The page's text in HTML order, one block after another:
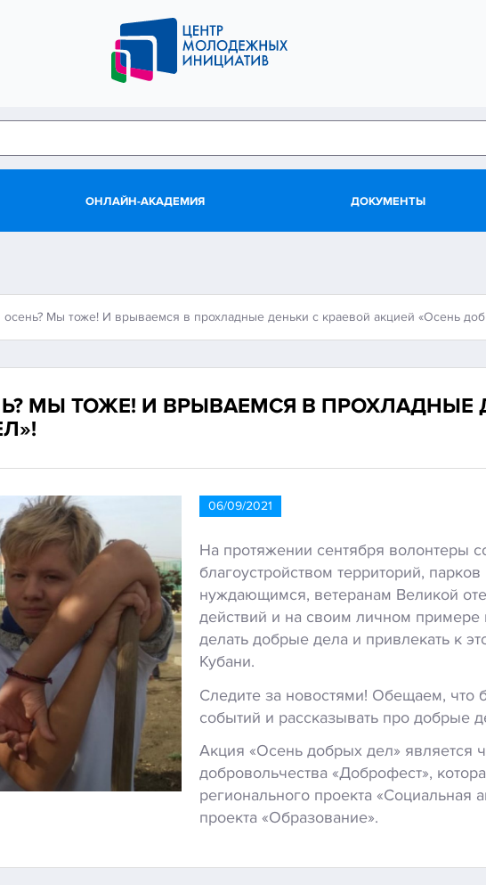
ОНЛАЙН-АКАДЕМИЯ ДОКУМЕНТЫ
Мы тоже! И врываемся в прохладные деньки с краевой акцией «Осень
МЫ ТОЖЕ! И ВРЫВАЕМСЯ В ПРОХЛАДНЫЕ
06/09/2021
На протяжении сентября волонтеры
благоустройством территорий,
нуждающимся, ветеранам Великой
действий и на своим личном примере
делать добрые дела и привлекать к
Кубани.
Следите за новостями! Обещаем, что
событий и рассказывать про добрые
Акция «Осень добрых дел» является
добровольчества «Доброфест»,
регионального проекта «Социальная
проекта «Образование».